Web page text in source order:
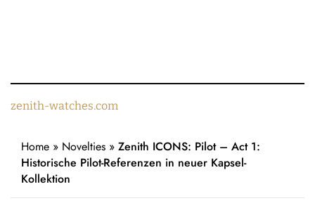
zenith-watches.com
Home » Novelties » Zenith ICONS: Pilot – Act 1:
Historische Pilot-Referenzen in neuer Kapsel-
Kollektion